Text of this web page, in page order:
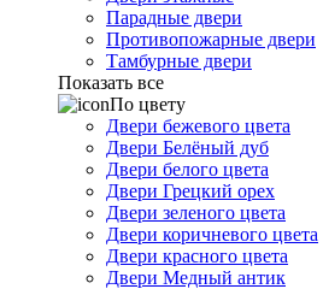
Парадные двери
Противопожарные двери
Тамбурные двери
Показать все
По цвету
Двери бежевого цвета
Двери Белёный дуб
Двери белого цвета
Двери Грецкий орех
Двери зеленого цвета
Двери коричневого цвета
Двери красного цвета
Двери Медный антик